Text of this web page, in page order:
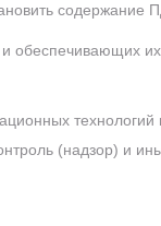
содержание
обеспечивающих
технологий
(надзор) и